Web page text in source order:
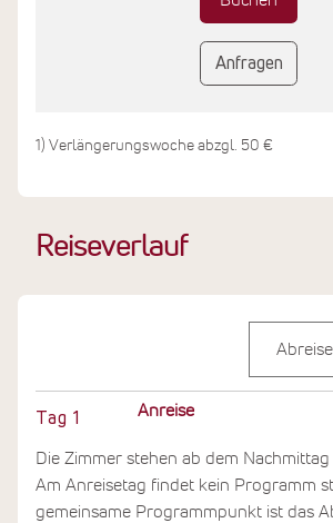
Reiseverlauf
Tag 1 Anreise
Die Zimmer stehen ab dem
Am Anreisetag findet kein Programm
gemeinsame Programmpunkt ist das
Anfragen
1) Verlängerungswoche abzgl. 50 €